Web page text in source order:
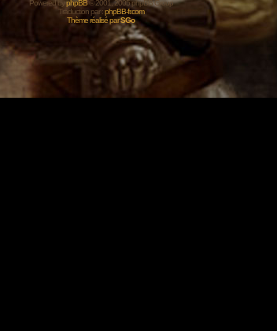
Powered byphpBB© 2001, 2005 phpBB Group
Traduction par :phpBB-fr.com
Thème réalisé parSGo